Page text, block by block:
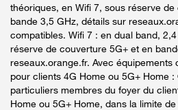
théoriques, en Wifi 7, sous réserve
bande 3,5 GHz, détails sur
compatibles. Wifi 7 : en dual band,
réserve de couverture 5G+ et en
reseaux.orange.fr. Avec équipements
pour clients 4G Home ou 5G+ Home
particuliers membres du foyer du
Home ou 5G+ Home, dans la limite